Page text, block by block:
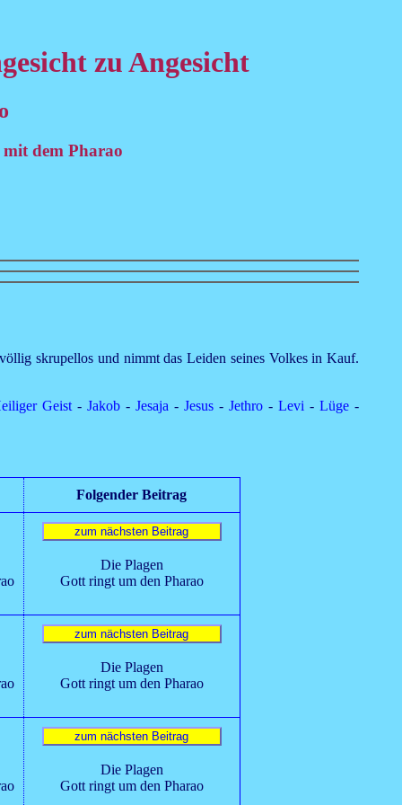
zu Angesicht
dem Pharao
skrupellos und nimmt das Leiden seines Volkes in Kauf.
Geist -Jakob -Jesaja -Jesus -Jethro -Levi -Lüge -
Folgender Beitrag
Die Plagen
Gott ringt um den Pharao
Die Plagen
Gott ringt um den Pharao
Die Plagen
Gott ringt um den Pharao